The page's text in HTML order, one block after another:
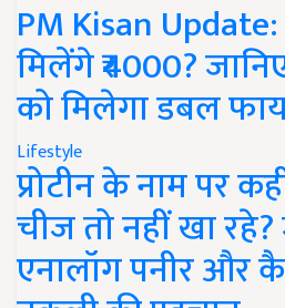
PM Kisan
मिलेंगे ₹4000?
को मिलेगा डबल
Lifestyle
प्रोटीन के नाम पर
चीज तो नहीं खा
एनालॉग पनीर और